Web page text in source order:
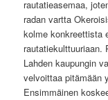
rautatieasemaa,
radan vartta
kolme konkreettista
Lahden kaupungin
velvoittaa pitämään
Ensimmäinen